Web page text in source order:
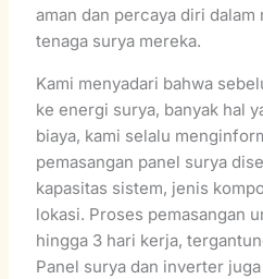
aman dan percaya diri
tenaga surya mereka.
Kami menyadari bahwa
ke energi surya, banyak hal
biaya, kami selalu
pemasangan panel surya
kapasitas sistem, jenis
lokasi. Proses pemasangan
hingga 3 hari kerja,
Panel surya dan inverter